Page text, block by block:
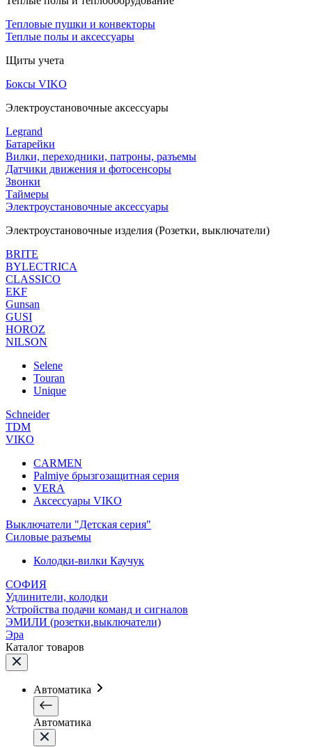
Тепловые пушки и конвекторы
Теплые полы и аксессуары
Щиты учета
Боксы VIKO
Электроустановочные аксессуары
Legrand
Батарейки
Вилки, переходники, патроны, разъемы
Датчики движения и фотосенсоры
Звонки
Таймеры
Электроустановочные аксессуары
Электроустановочные изделия (Розетки, выключатели)
BRITE
BYLECTRICA
CLASSICO
EKF
Gunsan
GUSI
HOROZ
NILSON
Selene
Touran
Unique
Schneider
TDM
VIKO
CARMEN
Palmiye брызгозащитная серия
VERA
Аксессуары VIKO
Выключатели "Детская серия"
Силовые разъемы
Колодки-вилки Каучук
СОФИЯ
Удлинители, колодки
Устройства подачи команд и сигналов
ЭМИЛИ (розетки,выключатели)
Эра
Каталог товаров
Автоматика
Автоматика